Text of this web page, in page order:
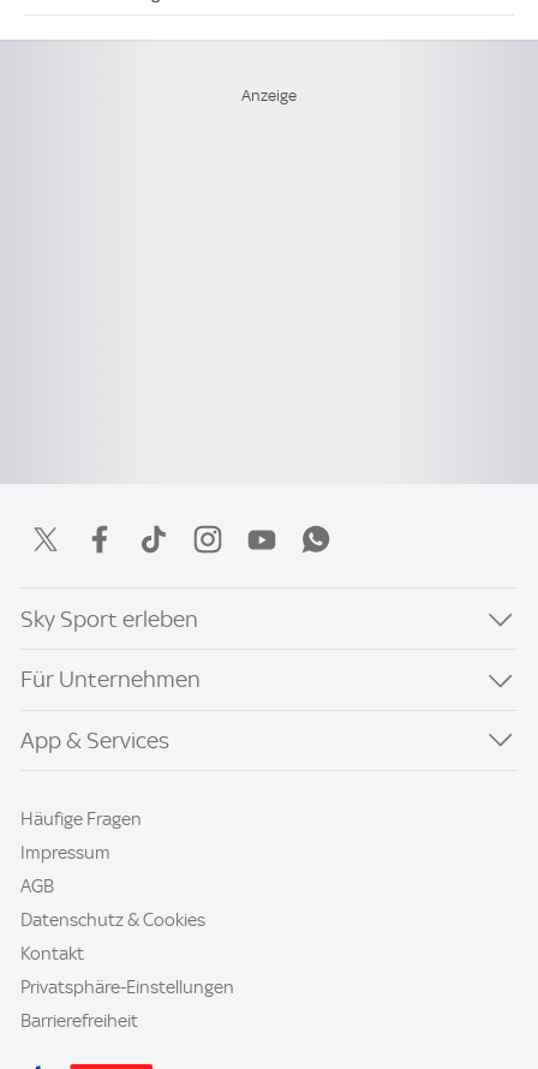
Sky Sport erleben
Für Unternehmen
App & Services
Häufige Fragen
Impressum
AGB
Datenschutz & Cookies
Kontakt
Privatsphäre-Einstellungen
Barrierefreiheit